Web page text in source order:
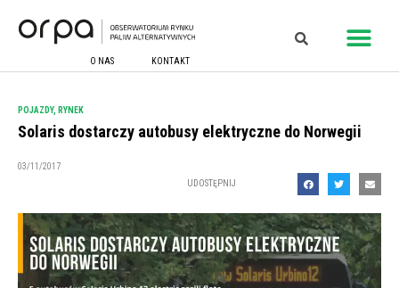
O NAS KONTAKT
POJAZDY, RYNEK
Solaris dostarczy autobusy elektryczne do Norwegii
03/11/2017
UDOSTĘPNIJ